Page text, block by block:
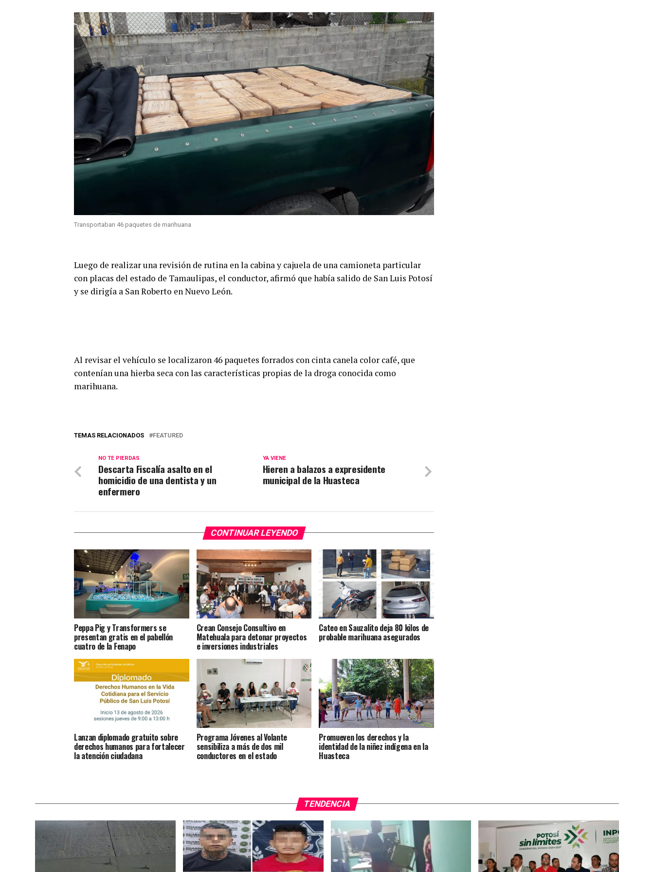
Transportaban 46 paquetes de marihuana
Luego de realizar una revisión de rutina en la cabina y cajuela de una camioneta particular
con placas del estado de Tamaulipas, el conductor, afirmó que había salido de San Luis Potosí
y se dirigía a San Roberto en Nuevo León.
Al revisar el vehículo se localizaron 46 paquetes forrados con cinta canela color café, que
contenían una hierba seca con las características propias de la droga conocida como
marihuana.
TEMAS RELACIONADOS FEATURED
YA VIENE
Hieren a balazos a expresidente
municipal de la Huasteca
NO TE PIERDAS
Descarta Fiscalía asalto en el
homicidio de una dentista y un
enfermero
CONTINUAR LEYENDO
Peppa Pig y Transformers se
presentan gratis en el pabellón
cuatro de la Fenapo
Crean Consejo Consultivo en
Matehuala para detonar proyectos
e inversiones industriales
Cateo en Sauzalito deja 80 kilos de
probable marihuana asegurados
Lanzan diplomado gratuito sobre
derechos humanos para fortalecer
la atención ciudadana
Programa Jóvenes al Volante
sensibiliza a más de dos mil
conductores en el estado
Promueven los derechos y la
identidad de la niñez indígena en la
Huasteca
TENDENCIA